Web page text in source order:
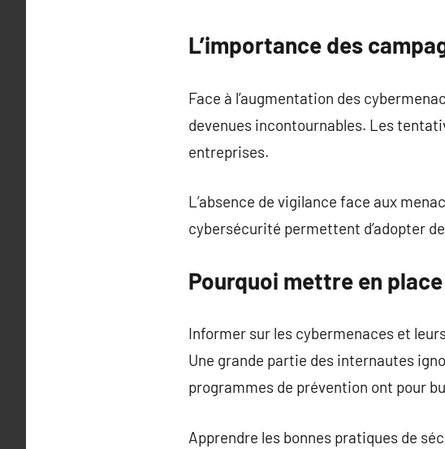
L’importance des
Face à l’augmentation des
devenues incontournables. Les
entreprises.
L’absence de vigilance face aux
cybersécurité permettent d’adopter
Pourquoi mettre en
Informer sur les cybermenaces et
Une grande partie des internautes
programmes de prévention ont pour
Apprendre les bonnes pratiques de